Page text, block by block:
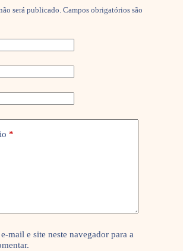
será publicado. Campos obrigatórios são
*
mail e site neste navegador para a